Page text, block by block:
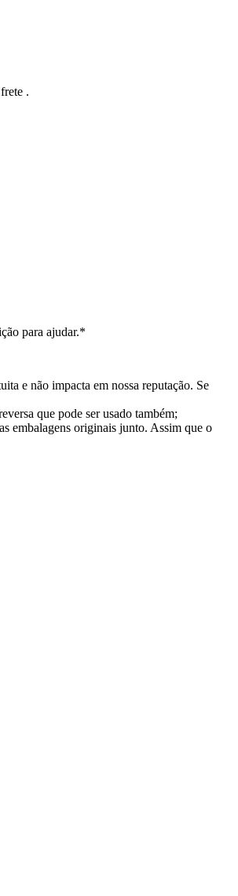
.
para ajudar.*
e não impacta em nossa reputação. Se
que pode ser usado também;
embalagens originais junto. Assim que o